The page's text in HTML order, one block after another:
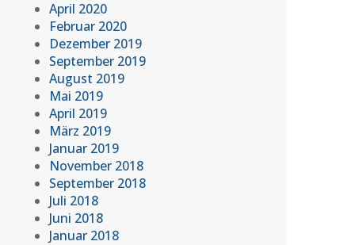
April 2020
Februar 2020
Dezember 2019
September 2019
August 2019
Mai 2019
April 2019
März 2019
Januar 2019
November 2018
September 2018
Juli 2018
Juni 2018
Januar 2018